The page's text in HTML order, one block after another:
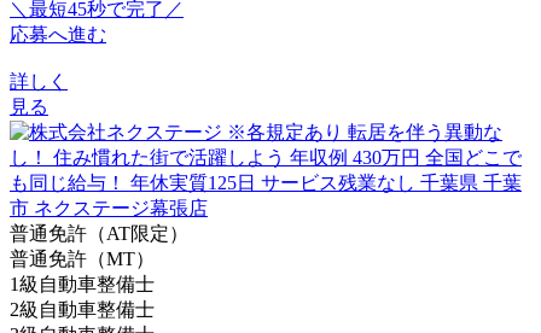
＼最短45秒で完了／
応募へ進む
詳しく
見る
普通免許（AT限定）
普通免許（MT）
1級自動車整備士
2級自動車整備士